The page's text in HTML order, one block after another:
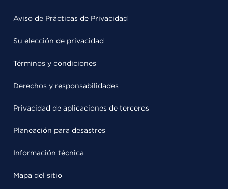
Aviso de Prácticas de Privacidad
Su elección de privacidad
Términos y condiciones
Derechos y responsabilidades
Privacidad de aplicaciones de terceros
Planeación para desastres
Información técnica
Mapa del sitio